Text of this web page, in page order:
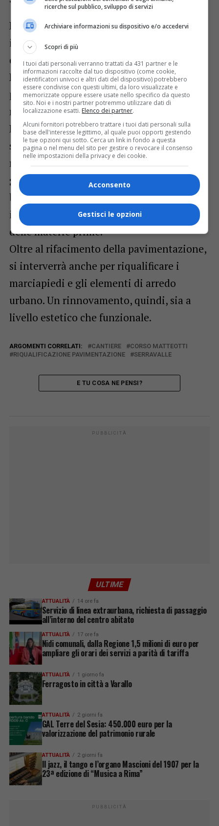
L’intervento – lo ricordiamo – interesserà
il tratto di corso Matteotti compreso
dall’incrocio tra piazza Libertà e piazza
Primo Maggio fino a dove oggi arriva il
porfido, quindi circa a una cinquantina di
metri dal semaforo che porta in zona
Barca; l’auspicio dell’Amministrazione
sarebbe in realtà quello di riuscire, con i
risparmi dovuti ai ribassi d’asta, a
giungere all’impianto semaforico ma
bisognerà prima capire come andrà a
incidere il recente incremento dei prezzi
delle materie prime.
Oltre al rifacimento della pavimentazione,
si interverrà anche per riqualificare i
marciapiedi e gli elementi di arredo
urbano. Un rinnovamento, quindi, sia a
livello estetico che funzionale.
ARGOMENTI CORRELATI: CANTIERE
CORSO MATTEOTTI
RIQUALIFICAZIONE PAVIMENTAZIONE
SERRAVALLE
E TU COSA NE PENSI?
PUBBLICITÀ
ULTIME
ATTUALITÀ 14 ore fa
Servizio di linea extraurbana, richiesta di passaggio
all’interno del centro abitato
ATTUALITÀ 17 ore fa
Nidi comunali, dalla Regione 1,5 milioni di euro per
ampliare gli orari dei servizi a parità di tariffa
ATTUALITÀ 1 giorno fa
Ferragosto in città a Varallo
ATTUALITÀ 2 giorni fa
GAL Terre del Sesia: 450.000 euro per la
valorizzazione del patrimonio rurale
ATTUALITÀ 2 giorni fa
Il jazz, il tango e l’organo Mascioni del 1907 per la
23ª edizione di “Musica a Rima”
PUBBLICITÀ
ricerche sul pubblico, sviluppo di servizi
Archiviare informazioni su dispositivo e/o accedervi
Scopri di più
I tuoi dati personali verranno trattati da 431 partner e le
informazioni raccolte dal tuo dispositivo (come cookie,
identificatori univoci e altri dati del dispositivo) potrebbero
essere condivise con questi ultimi, da loro visualizzate e
memorizzate oppure essere usate nello specifico da questo
sito. Noi e i nostri partner potremmo utilizzare dati di
localizzazione esatti. Elenco dei partner.
Alcuni fornitori potrebbero trattare i tuoi dati personali sulla
base dell'interesse legittimo, al quale puoi opporti gestendo
le tue opzioni qui sotto. Cerca un link in fondo a questa
pagina o nel menu del sito per gestire o revocare il consenso
nelle impostazioni della privacy e dei cookie.
Acconsento
Gestisci le opzioni